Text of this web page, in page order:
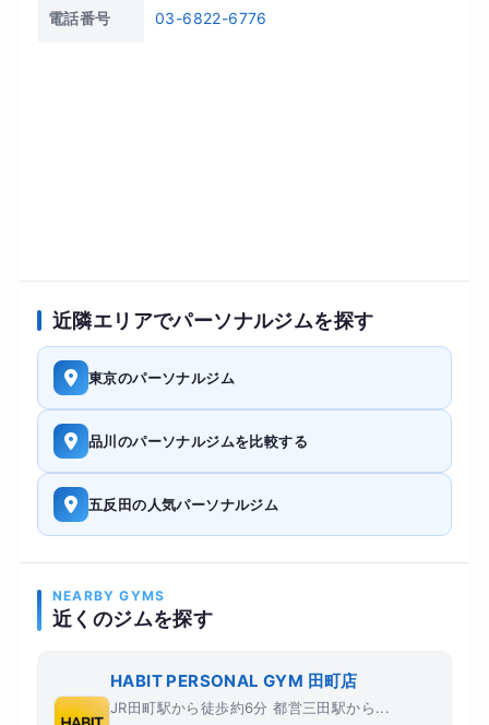
電話番号 03-6822-6776
近隣エリアでパーソナルジムを探す
東京のパーソナルジム
品川のパーソナルジムを比較する
五反田の人気パーソナルジム
NEARBY GYMS
近くのジムを探す
HABIT PERSONAL GYM 田町店
JR田町駅から徒歩約6分 都営三田駅から...